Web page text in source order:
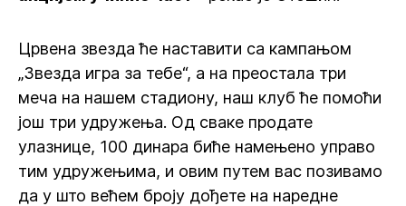
Црвена звезда ће наставити са кампањом
„Звезда игра за тебе“, а на преостала три
меча на нашем стадиону, наш клуб ће помоћи
још три удружења. Од сваке продате
улазнице, 100 динара биће намењено управо
тим удружењима, и овим путем вас позивамо
да у што већем броју дођете на наредне